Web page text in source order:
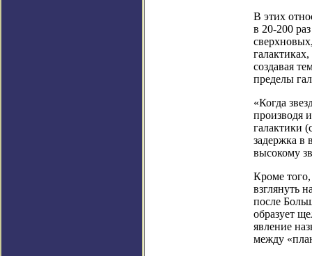
В этих
в 20-200
создавая
пределы
«Когда
производя
галактики
задержка в
высокому
Кроме
взглянуть
после
образует
явление
между